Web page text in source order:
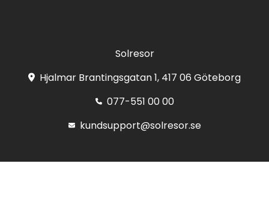
Solresor
Hjalmar Brantingsgatan 1, 417 06 Göteborg
077-551 00 00
kundsupport@solresor.se